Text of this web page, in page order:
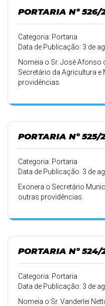
PORTARIA Nº 526/
Categoria: Portaria
Data de Publicação: 3 de
Nomeia o Sr. José Afonso
Secretário da Agricultura e
providências.
PORTARIA Nº 525/
Categoria: Portaria
Data de Publicação: 3 de
Exonera o Secretário
outras providências.
PORTARIA Nº 524/
Categoria: Portaria
Data de Publicação: 3 de
Nomeia o Sr. Vanderlei